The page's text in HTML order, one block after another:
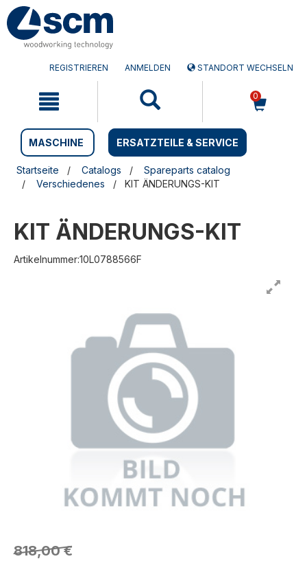
Zum
Inhalt
springen
Zum
Navigationsmen�
springen
REGISTRIEREN ANMELDEN STANDORT WECHSELN
0
MASCHINE ERSATZTEILE & SERVICE
Startseite Catalogs
Spareparts catalog
Verschiedenes
KIT ÄNDERUNGS-KIT
KIT ÄNDERUNGS-KIT
Artikelnummer:10L0788566F
818,00 €